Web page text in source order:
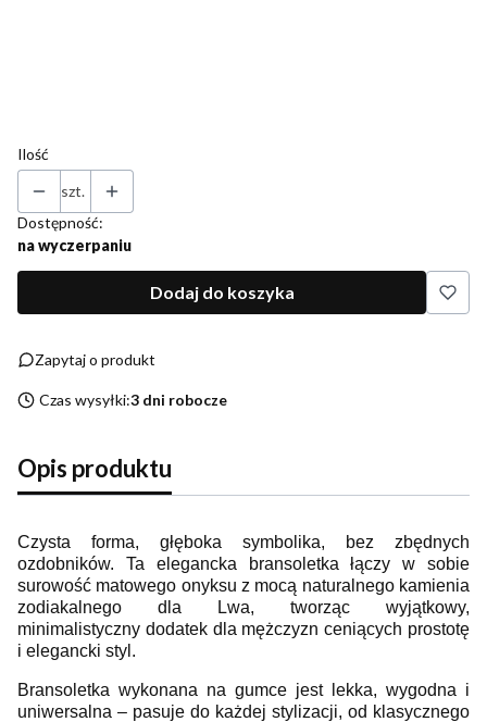
Ilość
szt.
Dostępność:
na wyczerpaniu
Dodaj do koszyka
Zapytaj o produkt
Czas wysyłki:3 dni robocze
Opis produktu
Czysta forma, głęboka symbolika, bez zbędnych
ozdobników. Ta elegancka bransoletka łączy w sobie
surowość matowego onyksu z mocą naturalnego kamienia
zodiakalnego dla Lwa, tworząc wyjątkowy,
minimalistyczny dodatek dla mężczyzn ceniących prostotę
i elegancki styl.
Bransoletka wykonana na gumce jest lekka, wygodna i
uniwersalna – pasuje do każdej stylizacji, od klasycznego